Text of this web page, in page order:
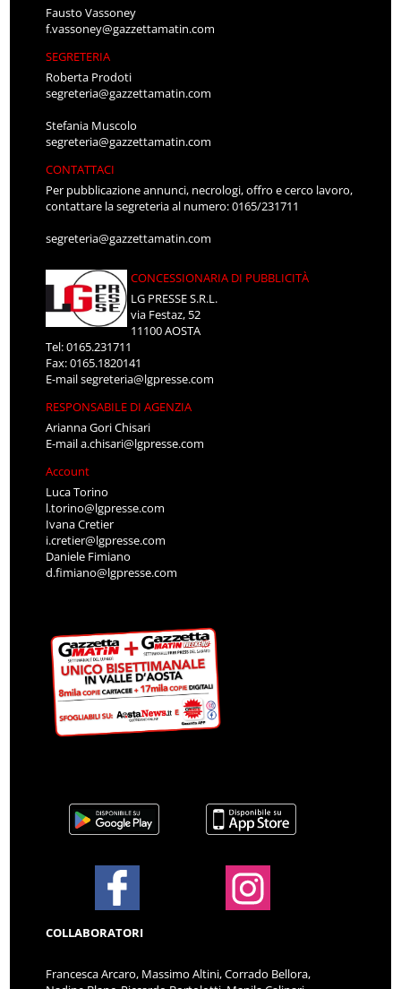
Fausto Vassoney
f.vassoney@gazzettamatin.com
SEGRETERIA
Roberta Prodoti
segreteria@gazzettamatin.com
Stefania Muscolo
segreteria@gazzettamatin.com
CONTATTACI
Per pubblicazione annunci, necrologi, offro e cerco lavoro,
contattare la segreteria al numero: 0165/231711
segreteria@gazzettamatin.com
CONCESSIONARIA DI PUBBLICITÀ
LG PRESSE S.R.L.
via Festaz, 52
11100 AOSTA
Tel: 0165.231711
Fax: 0165.1820141
E-mailsegreteria@lgpresse.com
RESPONSABILE DI AGENZIA
Arianna Gori Chisari
E-maila.chisari@lgpresse.com
Account
Luca Torino
l.torino@lgpresse.com
Ivana Cretier
i.cretier@lgpresse.com
Daniele Fimiano
d.fimiano@lgpresse.com
COLLABORATORI
Francesca Arcaro, Massimo Altini, Corrado Bellora,